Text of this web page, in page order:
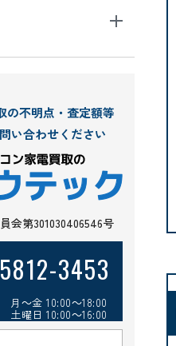
の不明点・査定額等
い合わせください
会第301030406546号
3453
月～金 10:00～18:00
土曜日 10:00～16:00